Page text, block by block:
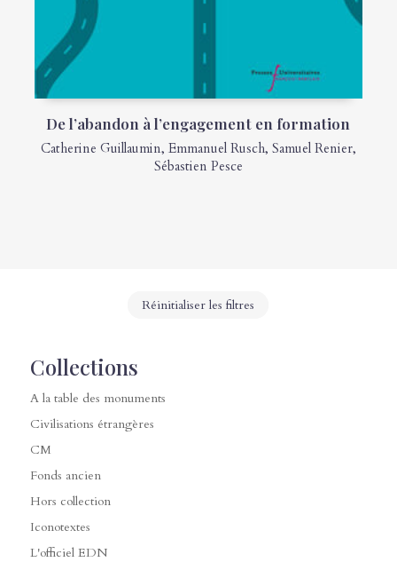
De l’abandon à l’engagement en formation
Catherine Guillaumin, Emmanuel Rusch, Samuel Renier,
Sébastien Pesce
Réinitialiser les filtres
Collections
A la table des monuments
Civilisations étrangères
CM
Fonds ancien
Hors collection
Iconotextes
L'officiel EDN